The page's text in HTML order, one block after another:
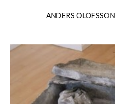
ANDERS OLOFSSON